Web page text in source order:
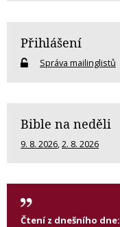
Přihlášení
Správa mailinglistů
Bible na neděli
9. 8. 2026,2. 8. 2026
Čtení z dnešního dne: